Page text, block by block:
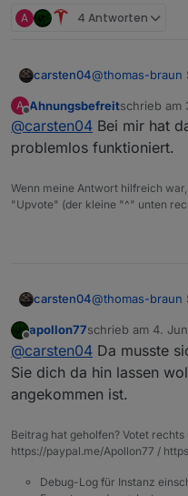
A 4 Antworten
carsten04@thomas-braun
gegangen ist?
Email mit Ticket
genommen :-)
A
Offline
Ahnungsbefreitschrieb am
zuletzt
@carsten04 Bei mir hat
problemlos funktioniert.
Wenn meine Antwort hilfreich
"Upvote" (der kleine "^" unten
carsten04@thomas-braun
gegangen ist?
Email mit Ticket
genommen :-)
Offline
apollon77schrieb am 4.
zuletzt editiert
@carsten04 Da musste
Sie dich da hin lassen
angekommen ist.
Beitrag hat geholfen? Votet
https://paypal.me/Apollon77 /
Debug-Log für Instanz